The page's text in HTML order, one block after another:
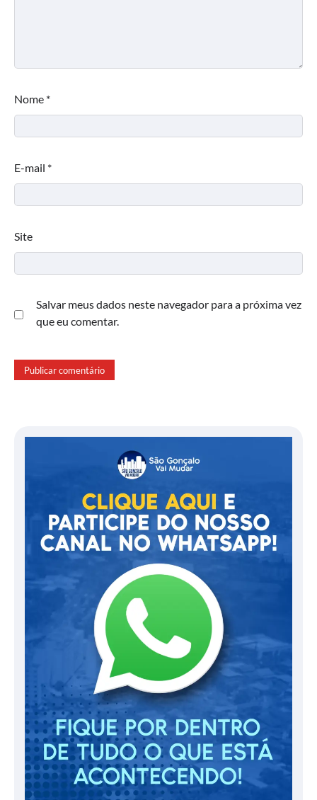
Nome *
E-mail *
Site
Salvar meus dados neste navegador para a próxima vez
que eu comentar.